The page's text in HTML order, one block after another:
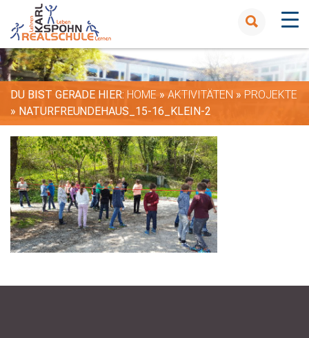
DU BIST GERADE HIER: HOME » AKTIVITÄTEN » PROJEKTE
» NATURFREUNDEHAUS_15-16_KLEIN-2